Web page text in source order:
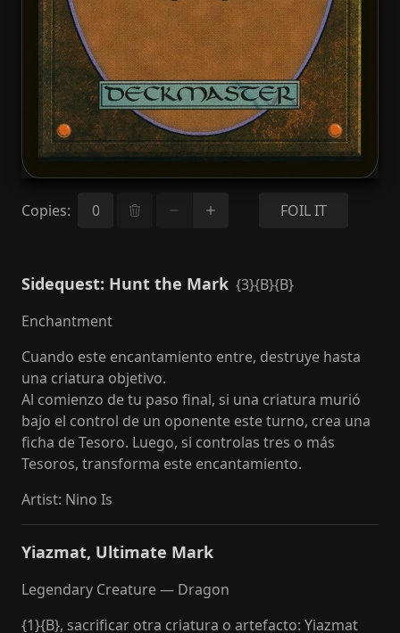
Copies: FOIL IT
Sidequest: Hunt the Mark {3}{B}{B}
Enchantment
Cuando este encantamiento entre, destruye hasta
una criatura objetivo.
Al comienzo de tu paso final, si una criatura murió
bajo el control de un oponente este turno, crea una
ficha de Tesoro. Luego, si controlas tres o más
Tesoros, transforma este encantamiento.
Artist: Nino Is
Yiazmat, Ultimate Mark
Legendary Creature — Dragon
{1}{B}, sacrificar otra criatura o artefacto: Yiazmat